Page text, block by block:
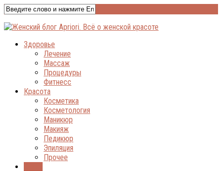
Здоровье
Лечение
Массаж
Процедуры
Фитнесс
Красота
Косметика
Косметология
Маникюр
Макияж
Педикюр
Эпиляция
Прочее